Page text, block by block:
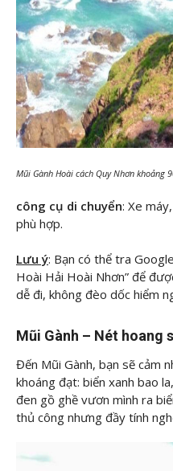
Mũi Gành Hoài cách Quy Nhơn khoảng
công cụ di chuyển: Xe
phù hợp.
Lưu ý: Bạn có thể tra
Hoài Hải Hoài Nhơn” để
dễ đi, không đèo dốc hiểm
Mũi Gành – Nét hoang
Đến Mũi Gành, bạn sẽ cảm
khoáng đạt: biển xanh bao
đen gồ ghề vươn mình ra
thủ công nhưng đầy tính